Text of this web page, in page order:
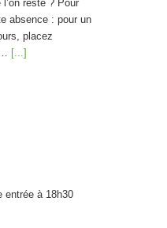
reste ? Pour
absence : pour un
placez
[...]
invite à
de A à Z, c’est
sur ses
entrée à 18h30